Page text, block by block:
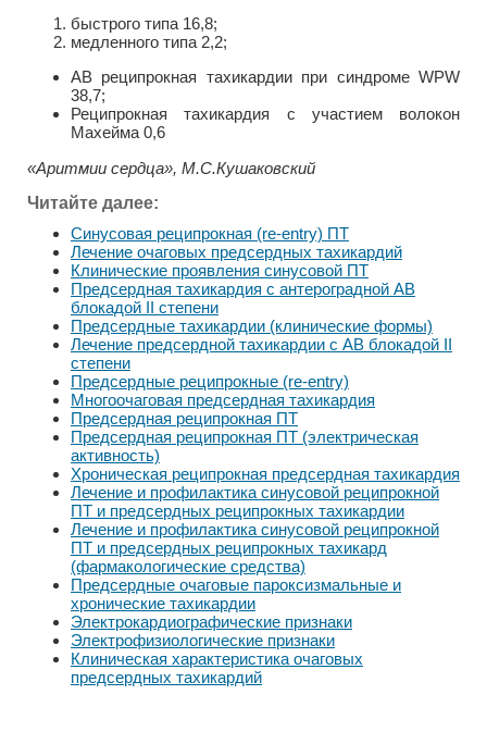
быстрого типа 16,8;
медленного типа 2,2;
АВ реципрокная тахикардии при синдроме WPW
38,7;
Реципрокная тахикардия с участием волокон
Махейма 0,6
«Аритмии сердца», М.С.Кушаковский
Читайте далее:
Синусовая реципрокная (re-entry) ПТ
Лечение очаговых предсердных тахикардий
Клинические проявления синусовой ПТ
Предсердная тахикардия с антероградной AB
блокадой II степени
Предсердные тахикардии (клинические формы)
Лечение предсердной тахикардии с АВ блокадой II
степени
Предсердные реципрокные (re-entry)
Многоочаговая предсердная тахикардия
Предсердная реципрокная ПТ
Предсердная реципрокная ПТ (электрическая
активность)
Хроническая реципрокная предсердная тахикардия
Лечение и профилактика синусовой реципрокной
ПТ и предсердных реципрокных тахикардии
Лечение и профилактика синусовой реципрокной
ПТ и предсердных реципрокных тахикард
(фармакологические средства)
Предсердные очаговые пароксизмальные и
хронические тахикардии
Электрокардиографические признаки
Электрофизиологические признаки
Клиническая характеристика очаговых
предсердных тахикардий